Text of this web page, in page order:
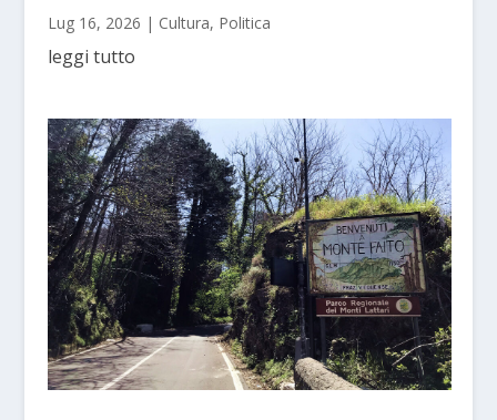
Lug 16, 2026 | Cultura, Politica
leggi tutto